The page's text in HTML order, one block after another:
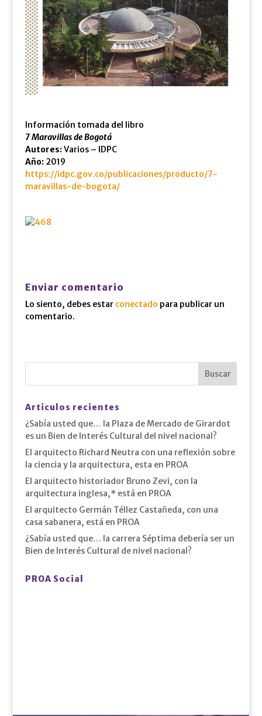
Información tomada del libro
7 Maravillas de Bogotá
Autores:Varios – IDPC
Año:2019
https://idpc.gov.co/publicaciones/producto/7-
maravillas-de-bogota/
Enviar comentario
Lo siento, debes estar conectado para publicar un
comentario.
Articulos recientes
¿Sabía usted que… la Plaza de Mercado de Girardot
es un Bien de Interés Cultural del nivel nacional?
El arquitecto Richard Neutra con una reflexión sobre
la ciencia y la arquitectura, esta en PROA
El arquitecto historiador Bruno Zevi, con la
arquitectura inglesa,* está en PROA
El arquitecto Germán Téllez Castañeda, con una
casa sabanera, está en PROA
¿Sabía usted que… la carrera Séptima debería ser un
Bien de Interés Cultural de nivel nacional?
PROA Social